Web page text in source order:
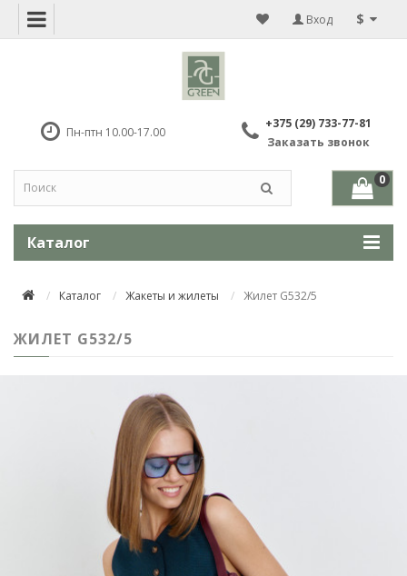
$
Вход
Пн-птн 10.00-17.00
+375 (29) 733-77-81
Заказать звонок
0
Каталог
Каталог Жакеты и жилеты Жилет G532/5
ЖИЛЕТ G532/5